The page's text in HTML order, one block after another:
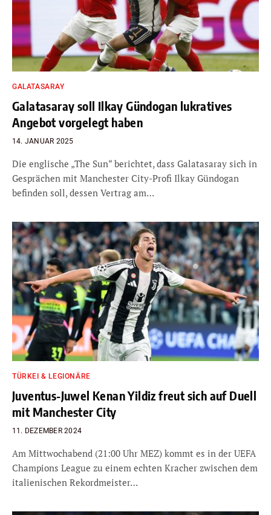
GALATASARAY
Galatasaray soll Ilkay Gündogan lukratives
Angebot vorgelegt haben
14. JANUAR 2025
Die englische „The Sun“ berichtet, dass Galatasaray sich in
Gesprächen mit Manchester City-Profi Ilkay Gündogan
befinden soll, dessen Vertrag am…
TÜRKEI & LEGIONÄRE
Juventus-Juwel Kenan Yildiz freut sich auf Duell
mit Manchester City
11. DEZEMBER 2024
Am Mittwochabend (21:00 Uhr MEZ) kommt es in der UEFA
Champions League zu einem echten Kracher zwischen dem
italienischen Rekordmeister…